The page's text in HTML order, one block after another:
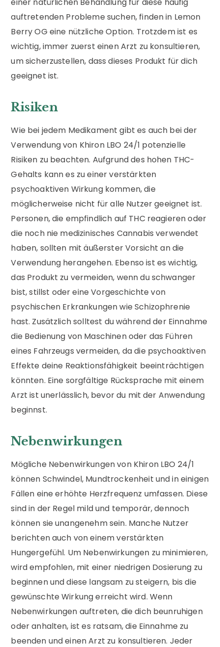
auftretenden Probleme suchen, finden in Lemon
Berry OG eine nützliche Option. Trotzdem ist es
wichtig, immer zuerst einen Arzt zu konsultieren,
um sicherzustellen, dass dieses Produkt für dich
geeignet ist.
Risiken
Wie bei jedem Medikament gibt es auch bei der
Verwendung von Khiron LBO 24/1 potenzielle
Risiken zu beachten. Aufgrund des hohen THC-
Gehalts kann es zu einer verstärkten
psychoaktiven Wirkung kommen, die
möglicherweise nicht für alle Nutzer geeignet ist.
Personen, die empfindlich auf THC reagieren oder
die noch nie medizinisches Cannabis verwendet
haben, sollten mit äußerster Vorsicht an die
Verwendung herangehen. Ebenso ist es wichtig,
das Produkt zu vermeiden, wenn du schwanger
bist, stillst oder eine Vorgeschichte von
psychischen Erkrankungen wie Schizophrenie
hast. Zusätzlich solltest du während der Einnahme
die Bedienung von Maschinen oder das Führen
eines Fahrzeugs vermeiden, da die psychoaktiven
Effekte deine Reaktionsfähigkeit beeinträchtigen
könnten. Eine sorgfältige Rücksprache mit einem
Arzt ist unerlässlich, bevor du mit der Anwendung
beginnst.
Nebenwirkungen
Mögliche Nebenwirkungen von Khiron LBO 24/1
können Schwindel, Mundtrockenheit und in einigen
Fällen eine erhöhte Herzfrequenz umfassen. Diese
sind in der Regel mild und temporär, dennoch
können sie unangenehm sein. Manche Nutzer
berichten auch von einem verstärkten
Hungergefühl. Um Nebenwirkungen zu minimieren,
wird empfohlen, mit einer niedrigen Dosierung zu
beginnen und diese langsam zu steigern, bis die
gewünschte Wirkung erreicht wird. Wenn
Nebenwirkungen auftreten, die dich beunruhigen
oder anhalten, ist es ratsam, die Einnahme zu
beenden und einen Arzt zu konsultieren. Jeder